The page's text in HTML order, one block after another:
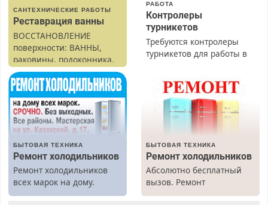
САНТЕХНИЧЕСКИЕ РАБОТЫ
Реставрация ванны
ВОССТАНОВЛЕНИЕ
поверхности: ВАННЫ,
раковины, подоконника.
От скола до полной
реставрации. 100%
результат.
РАБОТА
Контролеры
турникетов
Требуются контролеры
турникетов для работы в
Прием по ТК РФ. График
работы любой.
Бесплатное проживание.
З/п – до 96000 рублей до
Ежемесячно
выплачивается денежная
премия. Возможно
бесплатное обучение,
получение документов,
БЫТОВАЯ ТЕХНИКА
Ремонт холодильников
Ремонт холодильников
всех марок на дому.
БЫТОВАЯ ТЕХНИКА
Ремонт холодильников
Абсолютно бесплатный
вызов. Ремонт
холодильников всех